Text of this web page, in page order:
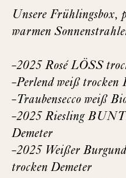
Unsere Frühlingsbox,
warmen
-2025 Rosé LÖSS
-Perlend weiß trocken
-Traubensecco weiß
-2025 Riesling
Demeter
-2025 Weißer
trocken Demeter